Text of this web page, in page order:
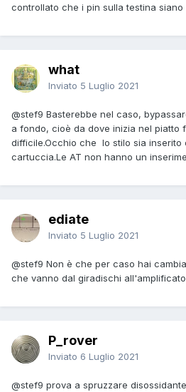
controllato che i pin sulla testina siano
what
Inviato 5 Luglio 2021
@stef9 Basterebbe nel caso,
a fondo, cioè da dove inizia nel piatto
difficile.Occhio che lo stilo sia inserito
cartuccia.Le AT non hanno un
ediate
Inviato 5 Luglio 2021
@stef9 Non è che per caso hai
che vanno dal giradischi
P_rover
Inviato 6 Luglio 2021
@stef9 prova a spruzzare